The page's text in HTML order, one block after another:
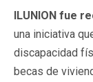
ILUNION fue
una iniciativa
discapacidad
becas de